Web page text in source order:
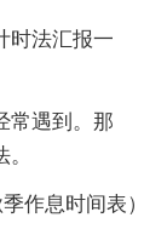
时法汇报一
常遇到。那
作息时间表）